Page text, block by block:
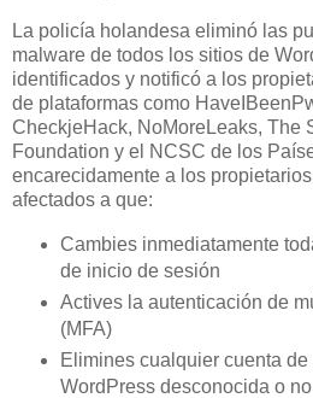
La policía holandesa eliminó las
malware de todos los sitios de
identificados y notificó a los
de plataformas como
CheckjeHack, NoMoreLeaks, The
Foundation y el NCSC de los
encarecidamente a los
afectados a que:
Cambies inmediatamente
de inicio de sesión
Actives la autenticación de
(MFA)
Elimines cualquier cuenta
WordPress desconocida o